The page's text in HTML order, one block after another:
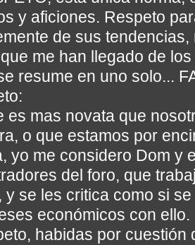
y aficiones. Respeto
de sus
me han llegado de
resume en uno solo...
es mas novata que
o que estamos por
yo me considero Dom y
del foro, que
y se les critica como si
económicos con ello.
habidas por cuestión